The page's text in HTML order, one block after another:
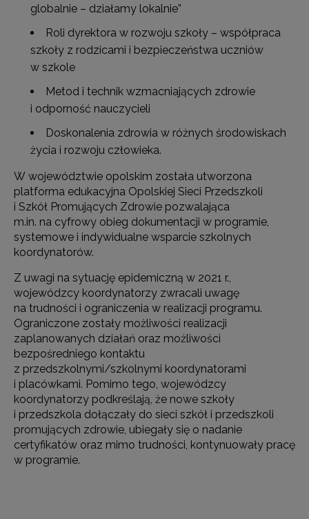
globalnie – działamy lokalnie”
Roli dyrektora w rozwoju szkoły – współpraca
szkoły z rodzicami i bezpieczeństwa uczniów
w szkole
Metod i technik wzmacniających zdrowie
i odporność nauczycieli
Doskonalenia zdrowia w różnych środowiskach
życia i rozwoju człowieka.
W województwie opolskim została utworzona
platforma edukacyjna Opolskiej Sieci Przedszkoli
i Szkół Promujących Zdrowie pozwalająca
m.in. na cyfrowy obieg dokumentacji w programie,
systemowe i indywidualne wsparcie szkolnych
koordynatorów.
Z uwagi na sytuację epidemiczną w 2021 r.,
wojewódzcy koordynatorzy zwracali uwagę
na trudności i ograniczenia w realizacji programu.
Ograniczone zostały możliwości realizacji
zaplanowanych działań oraz możliwości
bezpośredniego kontaktu
z przedszkolnymi/szkolnymi koordynatorami
i placówkami. Pomimo tego, wojewódzcy
koordynatorzy podkreślają, że nowe szkoły
i przedszkola dołączały do sieci szkół i przedszkoli
promujących zdrowie, ubiegały się o nadanie
certyfikatów oraz mimo trudności, kontynuowały pracę
w programie.